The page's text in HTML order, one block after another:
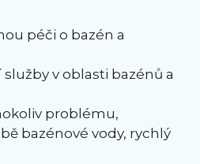
péči o bazén a
v oblasti bazénů a
problému,
bazénové vody, rychlý